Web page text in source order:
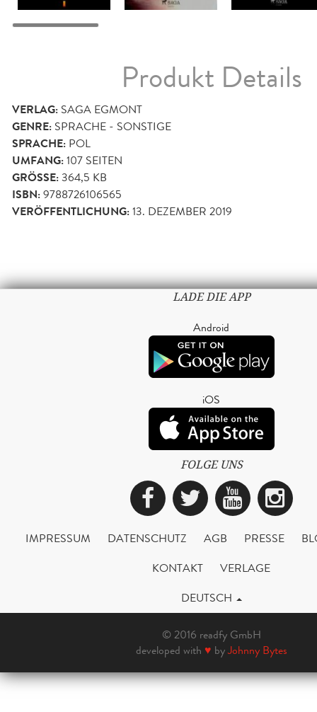
Produkt Details
VERLAG: SAGA EGMONT
GENRE: SPRACHE - SONSTIGE
SPRACHE: POL
UMFANG:107 SEITEN
GRÖSSE: 364,5 KB
ISBN:9788726106565
VERÖFFENTLICHUNG:13. DEZEMBER 2019
LADE DIE APP
Android
iOS
FOLGE UNS
Facebook
Twitter
IMPRESSUM DATENSCHUTZ AGB PRESSE
KONTAKT
VERLAGE
DEUTSCH
© 2016 readfy GmbH
developed with ♥ byJohnny Bytes